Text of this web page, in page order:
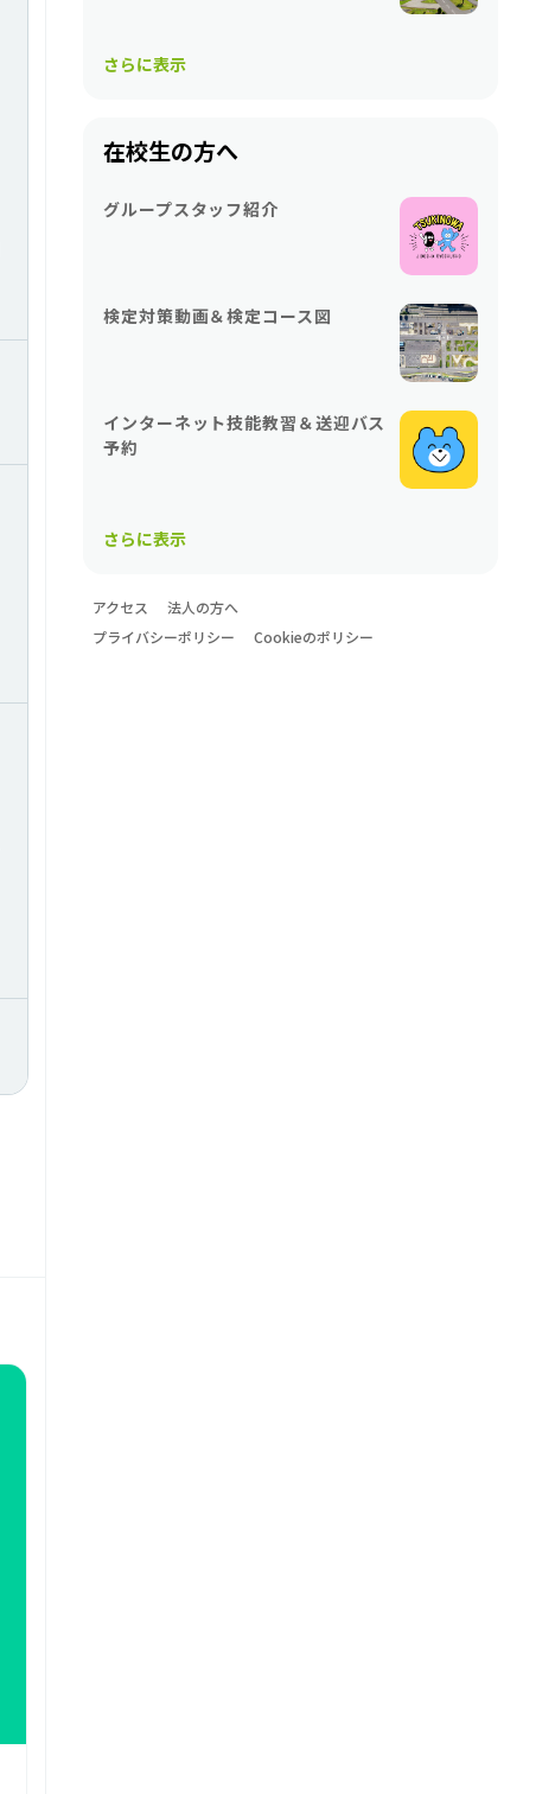
さらに表示
在校生の方へ
グループスタッフ紹介
検定対策動画＆検定コース図
インターネット技能教習＆送迎バス
予約
さらに表示
アクセス
法人の方へ
プライバシーポリシー
Cookieのポリシー